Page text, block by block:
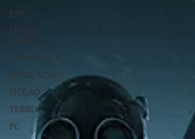
RPG
MUNDO
ABERTO
SIMULAÇÃO
FICÇÃO
TERROR
PC